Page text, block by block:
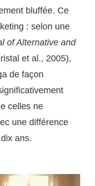
bluffée. Ce
: selon une
of Alternative and
et al., 2005),
de façon
celles ne
une différence
ans.